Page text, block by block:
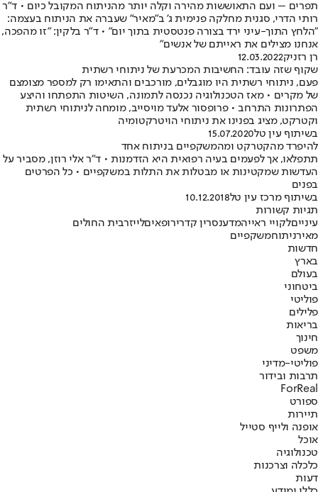
תפרים – ועם התאוששות מהירה וקלה יותר מהניתוח המקובל כיום • ד"ר
רותי הדרי, סגנית מחלקה פנימית ג' ב"מאיר" שעברה את הניתוח בעצמה:
"הלחץ התוך-עיני ירד בצורה פנטסטית בתוך יום" • ד"ר בלקין: "זו מהפכה,
אנחנו מצילים את ראייתם של אנשים"
רן רזניק12.03.2022
שקוף שזה עובד: החשיבות המכרעת של ניתוחי רשתית
פעם, ניתוחי רשתית היו מוגבלים, מורכבים והתאימו רק למספר מצומצם
של מקרים • מאז הטכנולוגיה נכנסה לתמונה, השיטות התפתחו והיצע
הפתרונות התרחב • פרופסור אלעד מויסייב, מומחה לניתוחי רשתית
וקטרקט, מציג בפנינו את ניתוחי הויטרקטומיה
בשיתוף עין טל15.07.2020
להיפרד מהקטרקט ומהמשקפיים בניתוח אחד
תתפלאו, אך לפעמים בעיה רפואית היא הזדמנות • ד"ר אלי רוזן, מסביר על
העדשות שמקטינות או מבטלות את התלות במשקפיים • כל הפרטים
בפנים
בשיתוף מרכז עין טל10.12.2018
תגיות קשורות
עינייםלקויי ראייהמדענסרין קדרירופאיםלייזרבית החולים
מאירניתוחמשקפיים
חדשות
בארץ
בעולם
ביטחוני
פוליטי
פלילים
בריאות
חינוך
משפט
פוליטי-מדיני
תרבות ובידור
ForReal
ספורט
תיירות
אופנה ולייף סטייל
אוכל
טכנולוגיה
כלכלה וצרכנות
דעות